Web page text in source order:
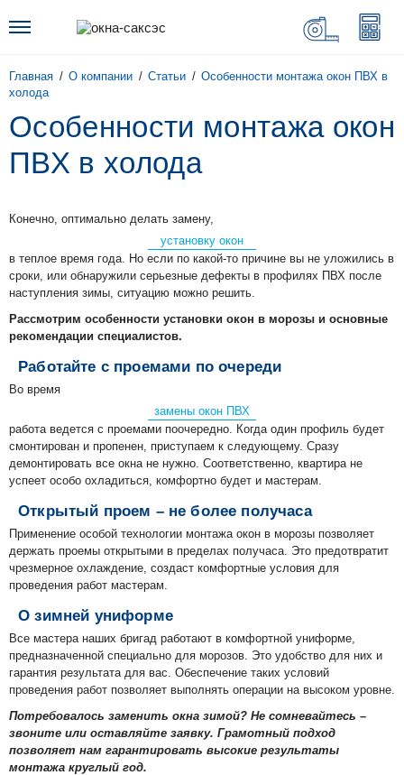
Главная О компании Статьи
Особенности монтажа окон ПВХ в
холода
Особенности монтажа окон
ПВХ в холода
Конечно, оптимально делать замену,
установку окон
в теплое время года. Но если по какой-то причине вы не уложились в
сроки, или обнаружили серьезные дефекты в профилях ПВХ после
наступления зимы, ситуацию можно решить.
Рассмотрим особенности установки окон в морозы и основные
рекомендации специалистов.
Работайте с проемами по очереди
Во время
замены окон ПВХ
работа ведется с проемами поочередно. Когда один профиль будет
смонтирован и пропенен, приступаем к следующему. Сразу
демонтировать все окна не нужно. Соответственно, квартира не
успеет особо охладиться, комфортно будет и мастерам.
Открытый проем – не более получаса
Применение особой технологии монтажа окон в морозы позволяет
держать проемы открытыми в пределах получаса. Это предотвратит
чрезмерное охлаждение, создаст комфортные условия для
проведения работ мастерам.
О зимней униформе
Все мастера наших бригад работают в комфортной униформе,
предназначенной специально для морозов. Это удобство для них и
гарантия результата для вас. Обеспечение таких условий
проведения работ позволяет выполнять операции на высоком уровне.
Потребовалось заменить окна зимой? Не сомневайтесь –
звоните или оставляйте заявку. Грамотный подход
позволяет нам гарантировать высокие результаты
монтажа круглый год.